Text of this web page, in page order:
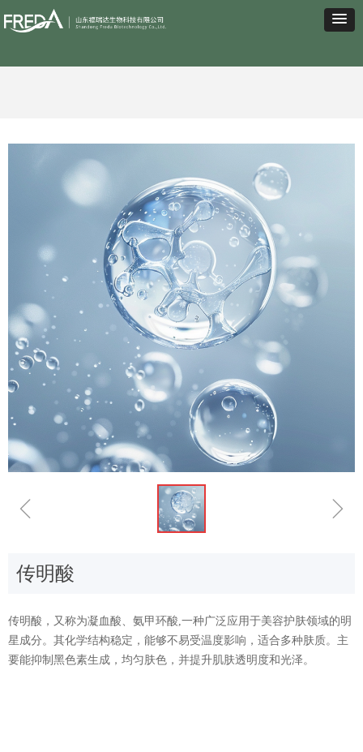
ꁆ ꁇ
传明酸，又称为凝血酸、氨甲环酸,一种广泛应用于美容护肤领域的明
星成分。其化学结构稳定，能够不易受温度影响，适合多种肤质。主
要能抑制黑色素生成，均匀肤色，并提升肌肤透明度和光泽。
传明酸